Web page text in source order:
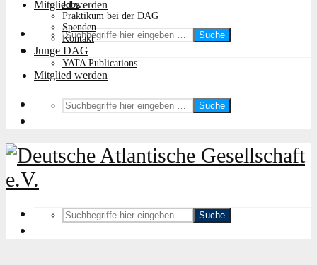
Mitglied werden
Suche
Jobs
Praktikum bei der DAG
Spenden
Kontakt
Junge DAG
YATA Publications
Mitglied werden
Suche
Suche